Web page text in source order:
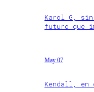
Karol G,
futuro que
May 07
Kendall, en